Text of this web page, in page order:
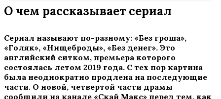
О чем рассказывает сериал
Сериал называют по-разному: «Без гроша»,
«Голяк», «Нищеброды», «Без денег». Это
английский ситком, премьера которого
состоялась летом 2019 года. С тех пор картина
была неоднократно продлена на последующие
части. О новой, четвертой части драмы
сообщили на канале «Скай Макс» перед тем, как